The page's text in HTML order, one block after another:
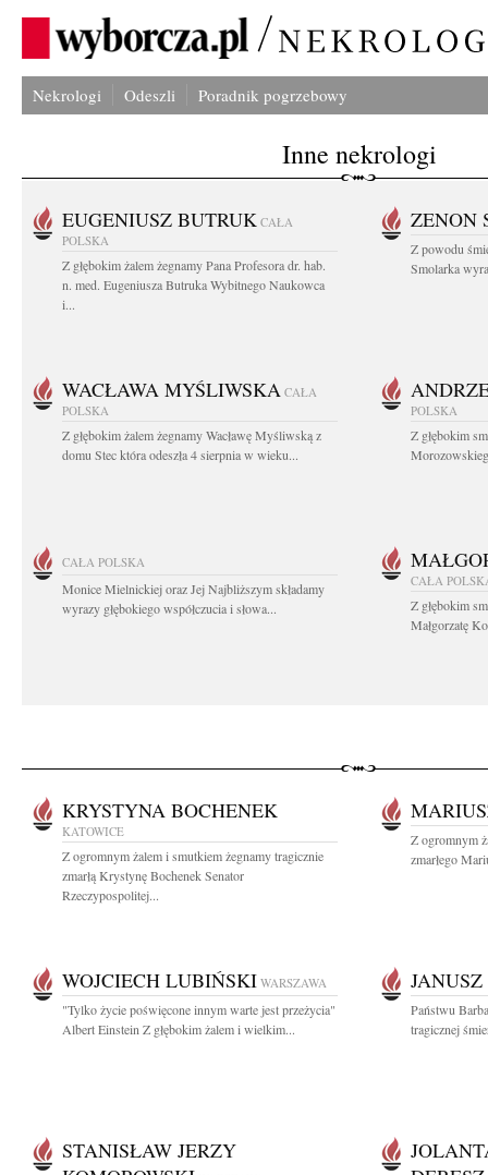
Nekrologi Odeszli Poradnik pogrzebowy
Inne nekrologi
EUGENIUSZ BUTRUK CAŁA
POLSKA
Z głębokim żalem żegnamy Pana Profesora dr. hab.
n. med. Eugeniusza Butruka Wybitnego Naukowca
i...
ZENON
Z powodu
Smolarka
WACŁAWA MYŚLIWSKA CAŁA
POLSKA
Z głębokim żalem żegnamy Wacławę Myśliwską z
domu Stec która odeszła 4 sierpnia w wieku...
POLSKA
Z głębokim
CAŁA POLSKA
Monice Mielnickiej oraz Jej Najbliższym składamy
wyrazy głębokiego współczucia i słowa...
CAŁA
Z głębokim
Małgorzatę
KRYSTYNA BOCHENEK
KATOWICE
Z ogromnym żalem i smutkiem żegnamy tragicznie
zmarłą Krystynę Bochenek Senator
Rzeczypospolitej...
Z ogromnym
zmarłego
WOJCIECH LUBIŃSKI WARSZAWA
"Tylko życie poświęcone innym warte jest przeżycia"
Albert Einstein Z głębokim żalem i wielkim...
Państwu
tragicznej
STANISŁAW JERZY